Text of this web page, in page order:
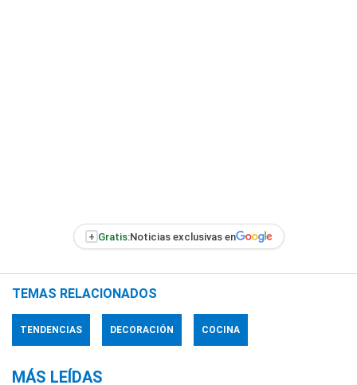
+ Gratis:Noticias exclusivas en
TEMAS RELACIONADOS
TENDENCIAS DECORACIÓN COCINA
MÁS LEÍDAS